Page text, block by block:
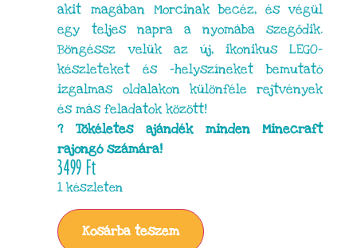
akit magában Morcinak becéz, és végül
egy teljes napra a nyomába szegődik.
Böngéssz velük az új, ikonikus LEGO-
készleteket és -helyszíneket bemutató
izgalmas oldalakon különféle rejtvények
és más feladatok között!
? Tökéletes ajándék minden Minecraft
rajongó számára!
3499Ft
1 készleten
Kosárba teszem